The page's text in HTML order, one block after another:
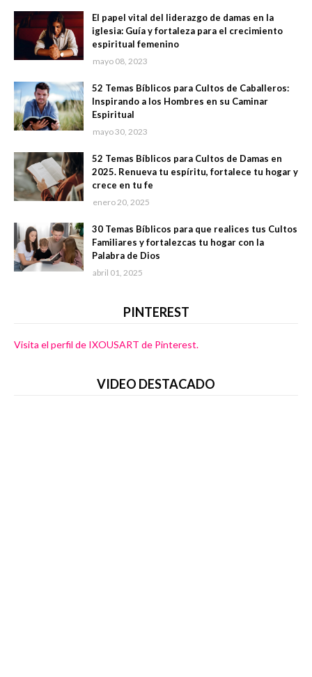
El papel vital del liderazgo de damas en la
iglesia: Guía y fortaleza para el crecimiento
espiritual femenino
mayo 08, 2023
52 Temas Bíblicos para Cultos de Caballeros:
Inspirando a los Hombres en su Caminar
Espiritual
mayo 30, 2023
52 Temas Bíblicos para Cultos de Damas en
2025. Renueva tu espíritu, fortalece tu hogar y
crece en tu fe
enero 20, 2025
30 Temas Bíblicos para que realices tus Cultos
Familiares y fortalezcas tu hogar con la
Palabra de Dios
abril 01, 2025
PINTEREST
Visita el perfil de IXOUSART de Pinterest.
VIDEO DESTACADO